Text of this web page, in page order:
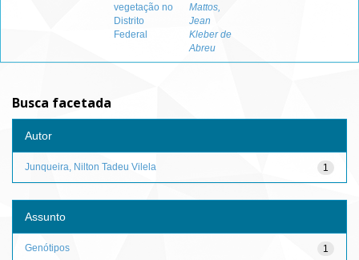
vegetação no
Distrito
Federal
Mattos,
Jean
Kleber de
Abreu
Busca facetada
Autor
1
Junqueira, Nilton Tadeu Vilela
Assunto
1
Genótipos